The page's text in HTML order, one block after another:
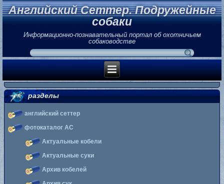
Английский Сеттер. Подружейные
собаки
Информационно-познавательный портал об охотничьем
собаководстве
разделы
английский сеттер
фотокаталог АС
Актуальные кобели
Актуальные суки
Архив кобелей